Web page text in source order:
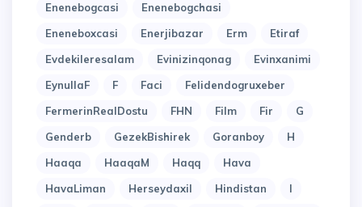
Enenebogcasi
Enenebogchasi
Eneneboxcasi
Enerjibazar Erm
Etiraf
Evdekileresalam
Evinizinqonag
Evinxanimi
EynullaF
F Faci
Felidendogruxeber
FermerinRealDostu
FHN Film Fir
G
Genderb
GezekBishirek Goranboy
H
Haaqa
HaaqaM Haqq
Hava
HavaLiman
Herseydaxil Hindistan
I